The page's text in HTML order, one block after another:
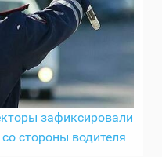
зафиксировали
стороны водителя